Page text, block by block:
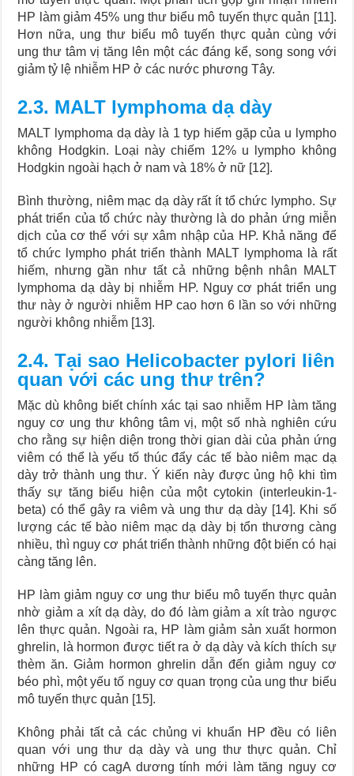
HP làm giảm 45% ung thư biểu mô tuyến thực quản [11].
Hơn nữa, ung thư biểu mô tuyến thực quản cùng với
ung thư tâm vị tăng lên một các đáng kể, song song với
giảm tỷ lệ nhiễm HP ở các nước phương Tây.
2.3. MALT lymphoma dạ dày
MALT lymphoma dạ dày là 1 typ hiếm gặp của u lympho
không Hodgkin. Loại này chiếm 12% u lympho không
Hodgkin ngoài hạch ở nam và 18% ở nữ [12].
Bình thường, niêm mạc dạ dày rất ít tổ chức lympho. Sự
phát triển của tổ chức này thường là do phản ứng miễn
dịch của cơ thể với sự xâm nhập của HP. Khả năng để
tổ chức lympho phát triển thành MALT lymphoma là rất
hiếm, nhưng gần như tất cả những bệnh nhân MALT
lymphoma dạ dày bị nhiễm HP. Nguy cơ phát triển ung
thư này ở người nhiễm HP cao hơn 6 lần so với những
người không nhiễm [13].
2.4. Tại sao Helicobacter pylori liên
quan với các ung thư trên?
Mặc dù không biết chính xác tại sao nhiễm HP làm tăng
nguy cơ ung thư không tâm vị, một số nhà nghiên cứu
cho rằng sự hiện diện trong thời gian dài của phản ứng
viêm có thể là yếu tố thúc đẩy các tế bào niêm mạc dạ
dày trở thành ung thư. Ý kiến này được ủng hộ khi tìm
thấy sự tăng biểu hiện của một cytokin (interleukin-1-
beta) có thể gây ra viêm và ung thư dạ dày [14]. Khi số
lượng các tế bào niêm mạc dạ dày bị tổn thương càng
nhiều, thì nguy cơ phát triển thành những đột biến có hại
càng tăng lên.
HP làm giảm nguy cơ ung thư biểu mô tuyến thực quản
nhờ giảm a xít dạ dày, do đó làm giảm a xít trào ngược
lên thực quản. Ngoài ra, HP làm giảm sản xuất hormon
ghrelin, là hormon được tiết ra ở dạ dày và kích thích sự
thèm ăn. Giảm hormon ghrelin dẫn đến giảm nguy cơ
béo phì, một yếu tố nguy cơ quan trọng của ung thư biểu
mô tuyến thực quản [15].
Không phải tất cả các chủng vi khuẩn HP đều có liên
quan với ung thư dạ dày và ung thư thực quản. Chỉ
những HP có cagA dương tính mới làm tăng nguy cơ